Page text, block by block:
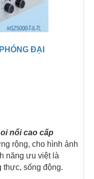
ĐẠI
nổi cao cấp
rộng, cho hình ảnh
năng ưu việt là
thực, sống động.